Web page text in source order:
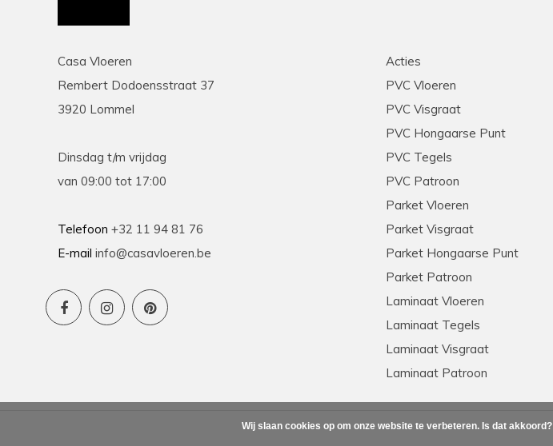
Casa Vloeren
Rembert Dodoensstraat 37
3920 Lommel
Dinsdag t/m vrijdag
van 09:00 tot 17:00
Telefoon +32 11 94 81 76
E-mail info@casavloeren.be
Acties
PVC Vloeren
PVC Visgraat
PVC Hongaarse Punt
PVC Tegels
PVC Patroon
Parket Vloeren
Parket Visgraat
Parket Hongaarse Punt
Parket Patroon
Laminaat Vloeren
Laminaat Tegels
Laminaat Visgraat
Laminaat Patroon
Wij slaan cookies op om onze website te verbeteren. Is dat akkoord?